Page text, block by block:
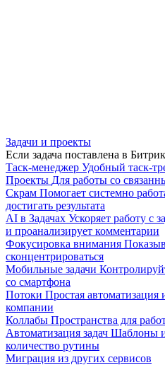
Задачи и проекты
Если задача поставлена в
Таск-менеджер Удобный таск-
Проекты Для работы со
Скрам Помогает системно
достигать результата
AI в Задачах Ускоряет работу с
и проанализирует комментарии
Фокусировка внимания
сконцентрироваться
Мобильные задачи
со смартфона
Потоки Простая автоматизация
компании
Коллабы Пространства для
Автоматизация задач Шаблоны
количество рутины
Миграция из других сервисов